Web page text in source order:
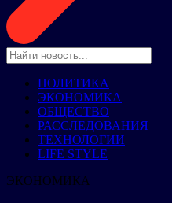
ПОЛИТИКА
ЭКОНОМИКА
ОБЩЕСТВО
РАССЛЕДОВАНИЯ
ТЕХНОЛОГИИ
LIFE STYLE
ЭКОНОМИКА